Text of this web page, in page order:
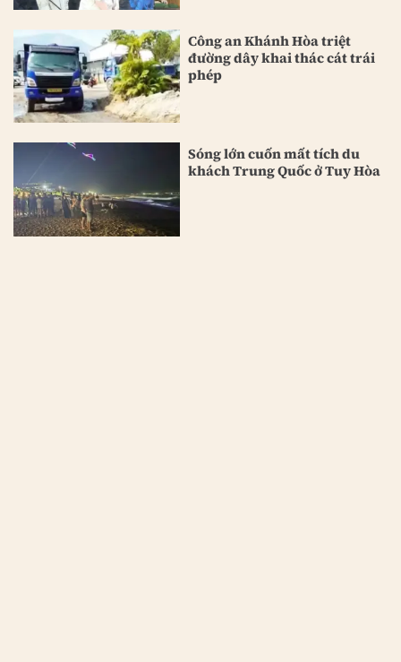
Công an Khánh Hòa triệt
đường dây khai thác cát trái
phép
Sóng lớn cuốn mất tích du
khách Trung Quốc ở Tuy Hòa